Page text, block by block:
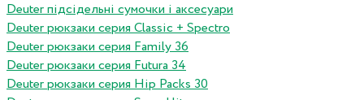
Deuter підсідельні сумочки і аксесуари
Deuter рюкзаки серия Classic + Spectro
Deuter рюкзаки серия Family 36
Deuter рюкзаки серия Futura 34
Deuter рюкзаки серия Hip Packs 30